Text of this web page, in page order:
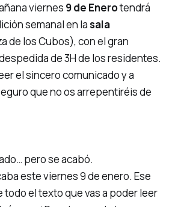
viernes 9 de Enerotendrá
semanal en lasala
de los Cubos), con el gran
de 3H de los residentes.
el sincero comunicado y a
que no os arrepentiréis de
pero se acabó.
este viernes 9 de enero. Ese
todo el texto que vas a poder leer